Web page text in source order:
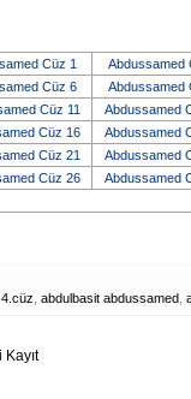
Cüz 1 Abdussamed
Cüz 6
Abdussamed
Cüz 11
Abdussamed
Cüz 16
Abdussamed
Cüz 21
Abdussamed
Cüz 26
Abdussamed
4.cüz abdulbasit abdussamed